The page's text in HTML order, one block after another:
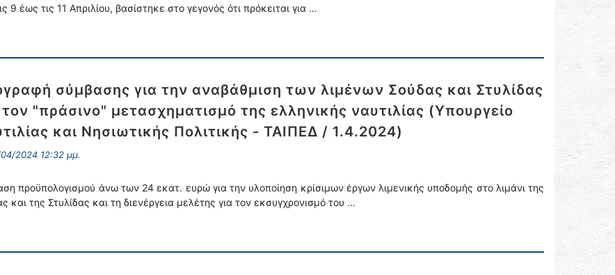
9 έως τις 11 Απριλίου, βασίστηκε στο γεγονός ότι πρόκειται για …
σύμβασης για την αναβάθμιση των λιμένων Σούδας και Στυλίδας
τον "πράσινο" μετασχηματισμό της ελληνικής ναυτιλίας (Υπουργείο
και Νησιωτικής Πολιτικής - ΤΑΙΠΕΔ / 1.4.2024)
2024 12:32 μμ.
προϋπολογισμού άνω των 24 εκατ. ευρώ για την υλοποίηση κρίσιμων έργων λιμενικής υποδομής στο λιμάνι της
και της Στυλίδας και τη διενέργεια μελέτης για τον εκσυγχρονισμό του …